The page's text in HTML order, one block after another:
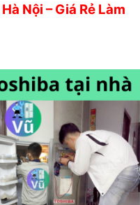
Nội – Giá Rẻ Làm